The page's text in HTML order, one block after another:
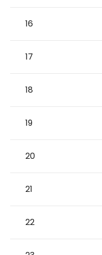
16
17
18
19
20
21
22